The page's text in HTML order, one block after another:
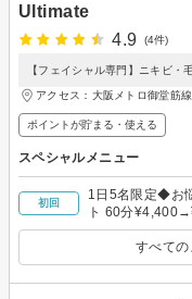
Ultimate
4.9
(4件)
【フェイシャル専門】ニキビ・
アクセス：大阪メトロ御堂筋
ポイントが貯まる・使える
スペシャルメニュー
初回
1日5名限定◆お
ト 60分
すべて